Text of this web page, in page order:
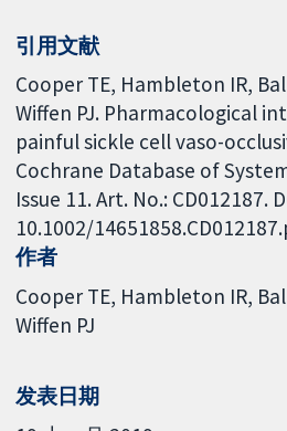
引用文献
Cooper TE, Hambleton IR,
Wiffen PJ. Pharmacological
painful sickle cell vaso-
Cochrane Database of
Issue 11. Art. No.: CD012187.
10.1002/
作者
Cooper TE Hambleton IR
Wiffen PJ
发表日期